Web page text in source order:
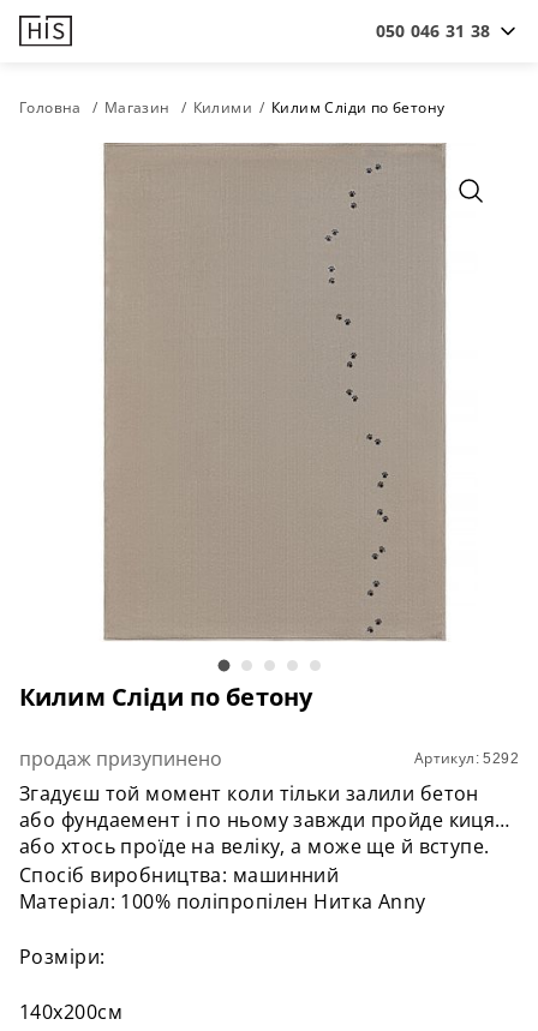
050 046 31 38
Головна Магазин Килими Килим Сліди по бетону
Килим Сліди по бетону
Артикул: 5292
продаж призупинено
Згадуєш той момент коли тільки залили бетон
або фундаемент і по ньому завжди пройде киця,
або хтось проїде на веліку, а може ще й вступе.
Спосіб виробництва: машинний
Матеріал: 100% поліпропілен Нитка Anny
Розміри:
140х200см